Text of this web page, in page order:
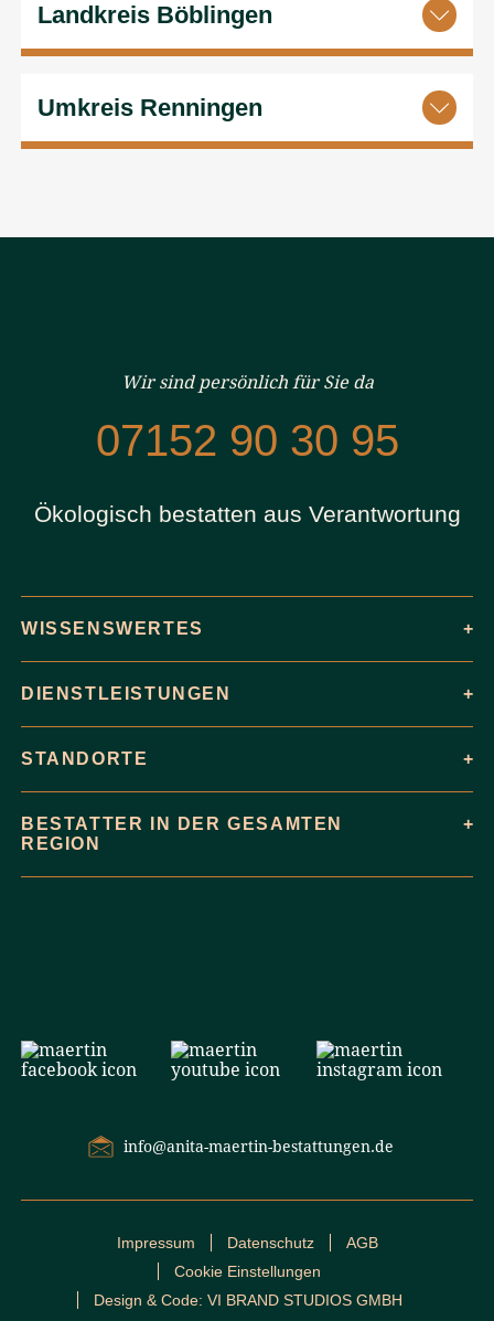
Landkreis Böblingen
Umkreis Renningen
Wir sind persönlich für Sie da
07152 90 30 95
Ökologisch bestatten aus Verantwortung
WISSENSWERTES
DIENSTLEISTUNGEN
STANDORTE
BESTATTER IN DER GESAMTEN
REGION
info@anita-maertin-bestattungen.de
Impressum Datenschutz
AGB
Cookie Einstellungen
Design & Code: VI BRAND STUDIOS GMBH